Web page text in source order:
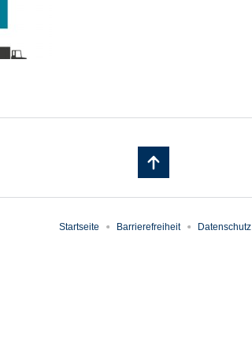
Startseite Barrierefreiheit Datenschutz